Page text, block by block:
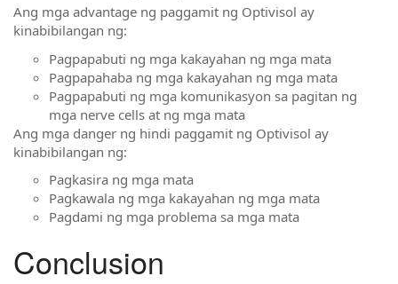
Ang mga advantage ng paggamit ng Optivisol ay
kinabibilangan ng:
Pagpapabuti ng mga kakayahan ng mga mata
Pagpapahaba ng mga kakayahan ng mga mata
Pagpapabuti ng mga komunikasyon sa pagitan ng
mga nerve cells at ng mga mata
Ang mga danger ng hindi paggamit ng Optivisol ay
kinabibilangan ng:
Pagkasira ng mga mata
Pagkawala ng mga kakayahan ng mga mata
Pagdami ng mga problema sa mga mata
Conclusion